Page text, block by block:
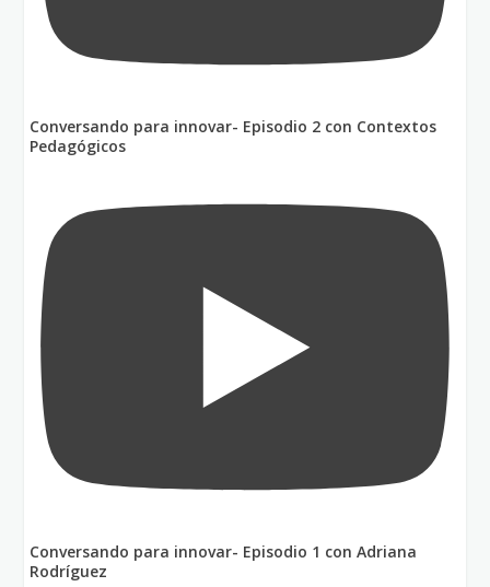
Conversando para innovar- Episodio 2 con Contextos
Pedagógicos
Conversando para innovar- Episodio 1 con Adriana
Rodríguez